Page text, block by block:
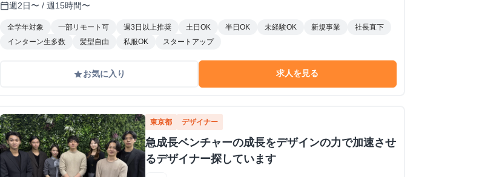
calendar_today週2日〜 / 週15時間〜
全学年対象 一部リモート可 週3日以上推奨 土日OK 半日OK 未経験OK 新規事業
社長直下
インターン生多数
髪型自由 私服OK スタートアップ
gradeお気に入り 求人を見る
東京都 デザイナー
急成長ベンチャーの成長をデザインの力で加速させ
るデザイナー探しています